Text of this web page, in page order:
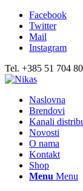
Facebook
Twitter
Mail
Instagram
Tel. +385 51 704
Naslovna
Brendovi
Kanali
Novosti
O nama
Kontakt
Shop
Menu Menu